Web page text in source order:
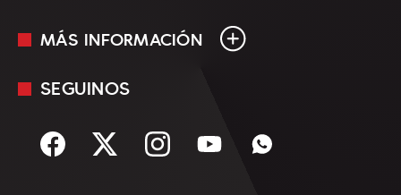
En Vivo
Sociedad
MÁS INFORMACIÓN
Mediakit
Términos y condiciones
SEGUINOS